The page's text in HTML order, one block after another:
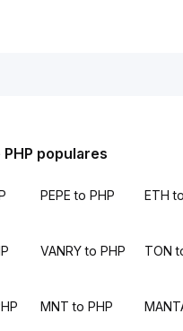
populares
PEPE to PHP ETH
VANRY to PHP TON
MNT to PHP